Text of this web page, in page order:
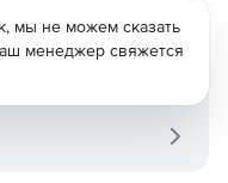
мы не можем сказать
менеджер свяжется